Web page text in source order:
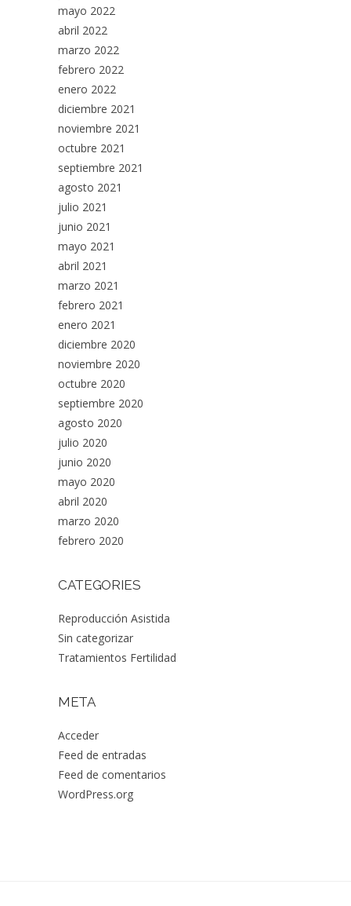
mayo 2022
abril 2022
marzo 2022
febrero 2022
enero 2022
diciembre 2021
noviembre 2021
octubre 2021
septiembre 2021
agosto 2021
julio 2021
junio 2021
mayo 2021
abril 2021
marzo 2021
febrero 2021
enero 2021
diciembre 2020
noviembre 2020
octubre 2020
septiembre 2020
agosto 2020
julio 2020
junio 2020
mayo 2020
abril 2020
marzo 2020
febrero 2020
CATEGORIES
Reproducción Asistida
Sin categorizar
Tratamientos Fertilidad
META
Acceder
Feed de entradas
Feed de comentarios
WordPress.org